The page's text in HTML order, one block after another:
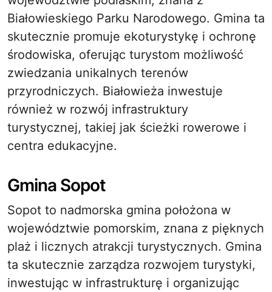
Białowieskiego Parku Narodowego. Gmina ta
skutecznie promuje ekoturystykę i ochronę
środowiska, oferując turystom możliwość
zwiedzania unikalnych terenów
przyrodniczych. Białowieża inwestuje
również w rozwój infrastruktury
turystycznej, takiej jak ścieżki rowerowe i
centra edukacyjne.
Gmina Sopot
Sopot to nadmorska gmina położona w
województwie pomorskim, znana z pięknych
plaż i licznych atrakcji turystycznych. Gmina
ta skutecznie zarządza rozwojem turystyki,
inwestując w infrastrukturę i organizując